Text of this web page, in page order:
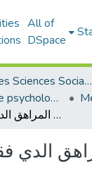
All of
DSpace
Faculté des Sciences Sociales
Département de psychologie
الحداد عند المراهق الدي فقد أحد والديه
الدي